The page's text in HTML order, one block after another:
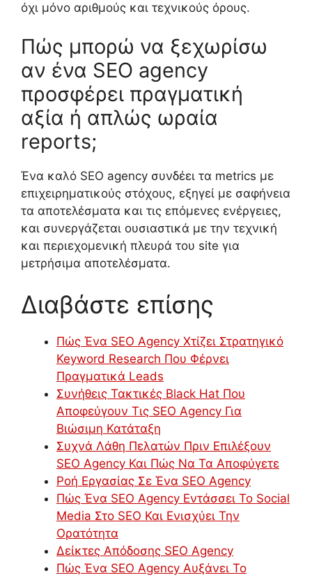
όχι μόνο αριθμούς και τεχνικούς όρους.
Πώς μπορώ να ξεχωρίσω
αν ένα SEO agency
προσφέρει πραγματική
αξία ή απλώς ωραία
reports;
Ένα καλό SEO agency συνδέει τα metrics με
επιχειρηματικούς στόχους, εξηγεί με σαφήνεια
τα αποτελέσματα και τις επόμενες ενέργειες,
και συνεργάζεται ουσιαστικά με την τεχνική
και περιεχομενική πλευρά του site για
μετρήσιμα αποτελέσματα.
Διαβάστε επίσης
Πώς Ένα SEO Agency Χτίζει Στρατηγικό
Keyword Research Που Φέρνει
Πραγματικά Leads
Συνήθεις Τακτικές Black Hat Που
Αποφεύγουν Τις SEO Agency Για
Βιώσιμη Κατάταξη
Συχνά Λάθη Πελατών Πριν Επιλέξουν
SEO Agency Και Πώς Να Τα Αποφύγετε
Ροή Εργασίας Σε Ένα SEO Agency
Πώς Ένα SEO Agency Εντάσσει Το Social
Media Στο SEO Και Ενισχύει Την
Ορατότητα
Δείκτες Απόδοσης SEO Agency
Πώς Ένα SEO Agency Αυξάνει Το